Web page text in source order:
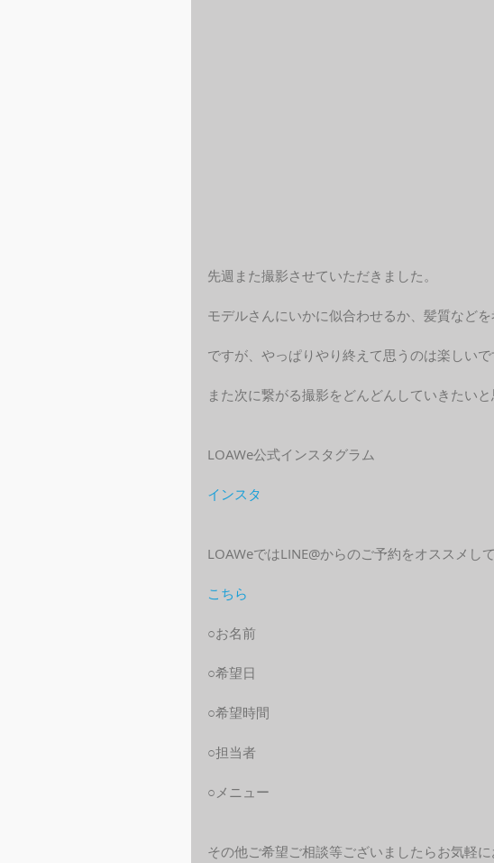
先週また撮影させていただきました。
モデルさんにいかに似合わせるか、髪質など
ですが、やっぱりやり終えて思うのは楽しいで
また次に繋がる撮影をどんどんしていきたいと
LOAWe公式インスタグラム
インスタ
LOAWeではLINE@からのご予約をオススメして
こちら
○お名前
○希望日
○希望時間
○担当者
○メニュー
その他ご希望ご相談等ございましたらお気軽に